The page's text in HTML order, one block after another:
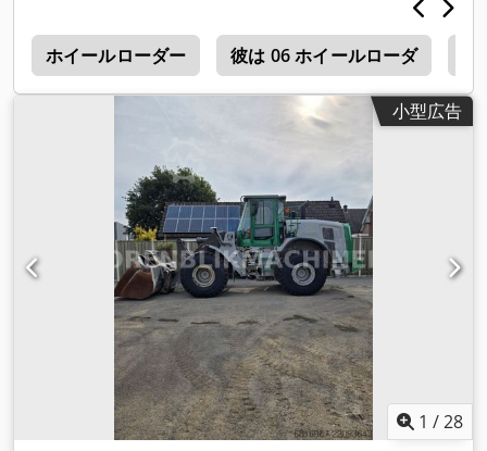
ホイールローダー 彼は 06 ホイールローダ
小型広告
1 /28